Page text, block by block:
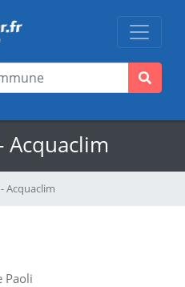
Acquaclim
Acquaclim